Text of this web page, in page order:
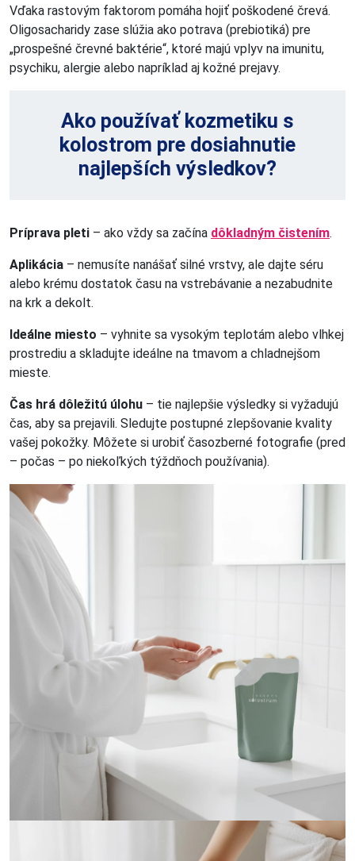
Vďaka rastovým faktorom pomáha hojiť poškodené črevá.
Oligosacharidy zase slúžia ako potrava (prebiotiká) pre
„prospešné črevné baktérie“, ktoré majú vplyv na imunitu,
psychiku, alergie alebo napríklad aj kožné prejavy.
Ako používať kozmetiku s
kolostrom pre dosiahnutie
najlepších výsledkov?
Príprava pleti – ako vždy sa začína dôkladným čistením.
Aplikácia – nemusíte nanášať silné vrstvy, ale dajte séru
alebo krému dostatok času na vstrebávanie a nezabudnite
na krk a dekolt.
Ideálne miesto – vyhnite sa vysokým teplotám alebo vlhkej
prostrediu a skladujte ideálne na tmavom a chladnejšom
mieste.
Čas hrá dôležitú úlohu – tie najlepšie výsledky si vyžadujú
čas, aby sa prejavili. Sledujte postupné zlepšovanie kvality
vašej pokožky. Môžete si urobiť časozberné fotografie (pred
– počas – po niekoľkých týždňoch používania).